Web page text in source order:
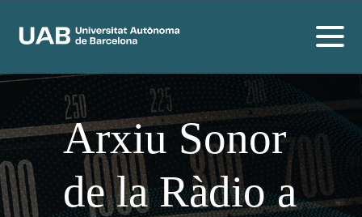
Arxiu Sonor
de la Ràdio a